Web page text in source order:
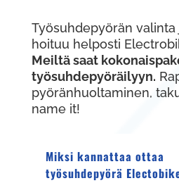
Työsuhdepyörän valinta
hoituu helposti
Meiltä saat
työsuhdepyöräilyyn.
pyöränhuoltaminen,
name it!
Miksi kannattaa ottaa
työsuhdepyörä